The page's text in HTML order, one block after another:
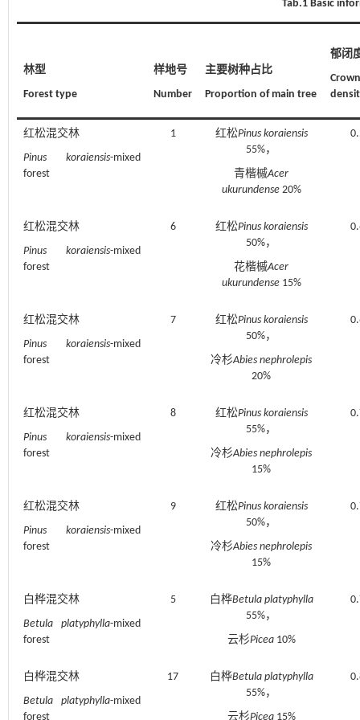
Tab.1 Basic
林型
Forest type
样地号
Number
主要树种占比
Proportion of main tree
郁闭
Crown
红松混交林
Pinus koraiensis-mixed
forest
1 红松Pinus koraiensis
55%，
青楷槭Acer
ukurundense20%
红松混交林
Pinus koraiensis-mixed
forest
6 红松Pinus koraiensis
50%，
花楷槭Acer
ukurundense15%
红松混交林
Pinus koraiensis-mixed
forest
7 红松Pinus koraiensis
50%，
冷杉Abies nephrolepis
20%
红松混交林
Pinus koraiensis-mixed
forest
8 红松Pinus koraiensis
55%，
冷杉Abies nephrolepis
15%
红松混交林
Pinus koraiensis-mixed
forest
9 红松Pinus koraiensis
50%，
冷杉Abies nephrolepis
15%
白桦混交林
Betula platyphylla-mixed
forest
5 白桦Betula platyphylla
55%，
云杉Picea10%
白桦混交林
Betula platyphylla-mixed
forest
17 白桦Betula platyphylla
55%，
云杉Picea15%